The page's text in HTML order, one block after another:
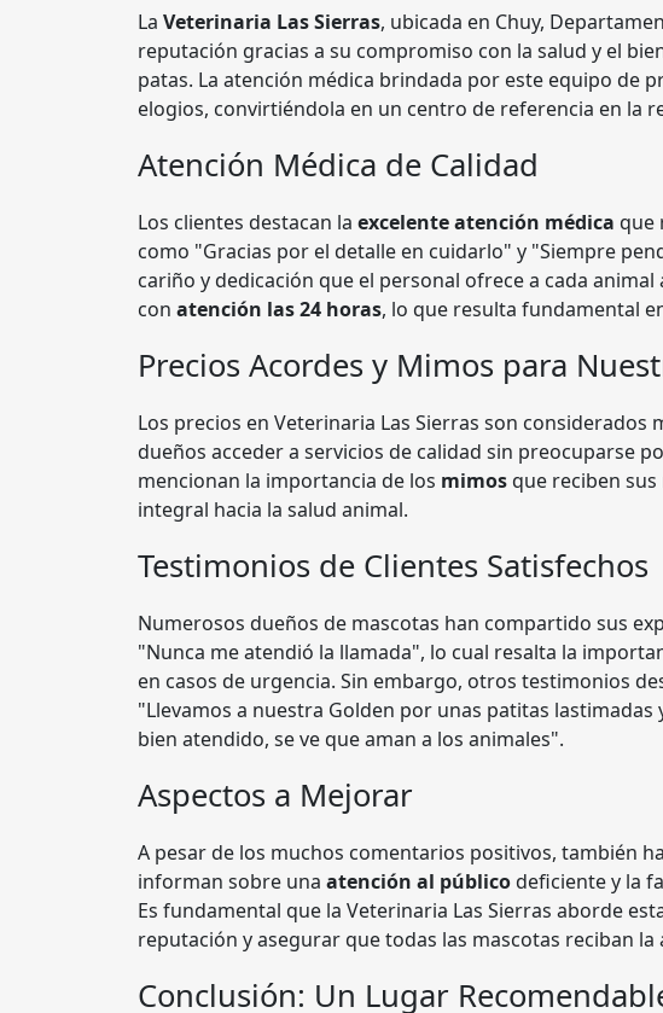
La Veterinaria Las Sierras, ubicada en Chuy,
reputación gracias a su compromiso con la salud y el
patas. La atención médica brindada por este equipo de
elogios, convirtiéndola en un centro de referencia en la
Atención Médica de Calidad
Los clientes destacan la excelente atención médica que
como "Gracias por el detalle en cuidarlo" y "Siempre
cariño y dedicación que el personal ofrece a cada
con atención las 24 horas, lo que resulta fundamental
Precios Acordes y Mimos para
Los precios en Veterinaria Las Sierras son considerados
dueños acceder a servicios de calidad sin preocuparse
mencionan la importancia de los mimosque reciben
integral hacia la salud animal.
Testimonios de Clientes Satisfechos
Numerosos dueños de mascotas han compartido sus
"Nunca me atendió la llamada", lo cual resalta la
en casos de urgencia. Sin embargo, otros testimonios
"Llevamos a nuestra Golden por unas patitas
bien atendido, se ve que aman a los animales".
Aspectos a Mejorar
A pesar de los muchos comentarios positivos, también
informan sobre una atención al públicodeficiente y la
Es fundamental que la Veterinaria Las Sierras aborde
reputación y asegurar que todas las mascotas reciban la
Conclusión: Un Lugar